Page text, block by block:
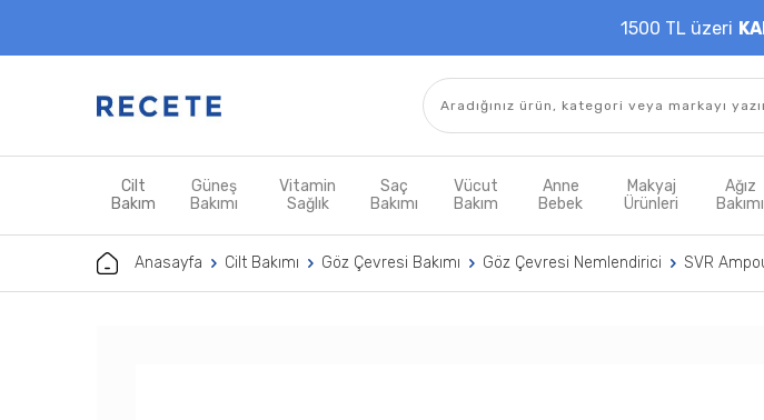
1500 TL üzeri
Cilt
Bakım
Güneş
Bakımı
Vitamin
Sağlık
Saç
Bakımı
Vücut
Bakım
Anne
Bebek
Makyaj
Ürünleri
Ağız
Bakımı
Anasayfa Cilt Bakımı Göz Çevresi Bakımı Göz Çevresi Nemlendirici SVR